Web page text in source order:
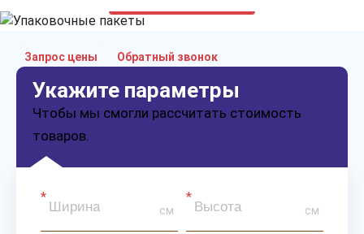
Запрос цены Обратный звонок
Укажите параметры
Чтобы мы смогли рассчитать стоимость
товаров.
см см